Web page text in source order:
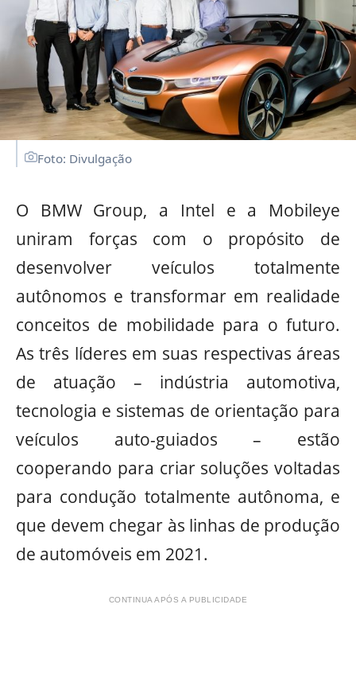
Foto: Divulgação
O BMW Group, a Intel e a Mobileye
uniram forças com o propósito de
desenvolver veículos totalmente
autônomos e transformar em realidade
conceitos de mobilidade para o futuro.
As três líderes em suas respectivas áreas
de atuação – indústria automotiva,
tecnologia e sistemas de orientação para
veículos auto-guiados – estão
cooperando para criar soluções voltadas
para condução totalmente autônoma, e
que devem chegar às linhas de produção
de automóveis em 2021.
CONTINUA APÓS A PUBLICIDADE